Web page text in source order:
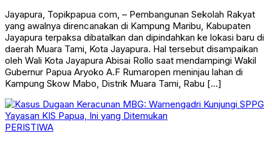
Jayapura, Topikpapua com, – Pembangunan Sekolah Rakyat
yang awalnya direncanakan di Kampung Maribu, Kabupaten
Jayapura terpaksa dibatalkan dan dipindahkan ke lokasi baru di
daerah Muara Tami, Kota Jayapura. Hal tersebut disampaikan
oleh Wali Kota Jayapura Abisai Rollo saat mendampingi Wakil
Gubernur Papua Aryoko A.F Rumaropen meninjau lahan di
Kampung Skow Mabo, Distrik Muara Tami, Rabu […]
PERISTIWA